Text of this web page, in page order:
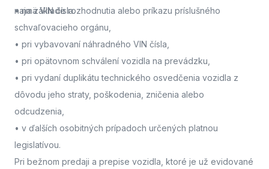
najmä VIN čísla.
• na základe rozhodnutia alebo príkazu príslušného
schvaľovacieho orgánu,
• pri vybavovaní náhradného VIN čísla,
• pri opätovnom schválení vozidla na prevádzku,
• pri vydaní duplikátu technického osvedčenia vozidla z
dôvodu jeho straty, poškodenia, zničenia alebo
odcudzenia,
• v ďalších osobitných prípadoch určených platnou
legislatívou.
Pri bežnom predaji a prepise vozidla, ktoré je už evidované